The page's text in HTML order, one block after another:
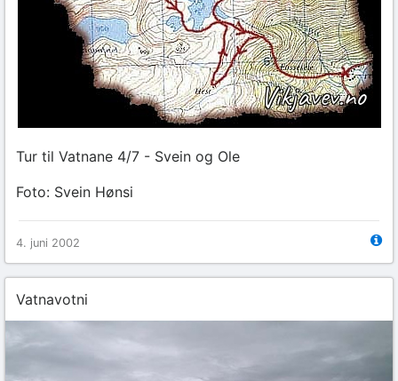
Tur til Vatnane 4/7 - Svein og Ole
Foto: Svein Hønsi
4. juni 2002
Vatnavotni